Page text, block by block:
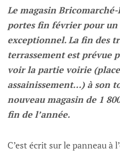
Le magasin Bricomarché-
portes fin février pour
exceptionnel. La fin des
terrassement est prévue
voir la partie voirie
assainissement…) à son
nouveau magasin de 1
fin de l’année.
C’est écrit sur le panneau à